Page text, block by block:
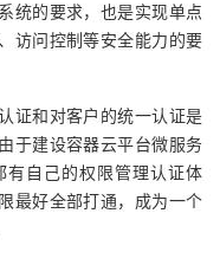
统的要求，也是实现单点
访问控制等安全能力的要
证和对客户的统一认证是
于建设容器云平台微服务
有自己的权限管理认证体
最好全部打通，成为一个